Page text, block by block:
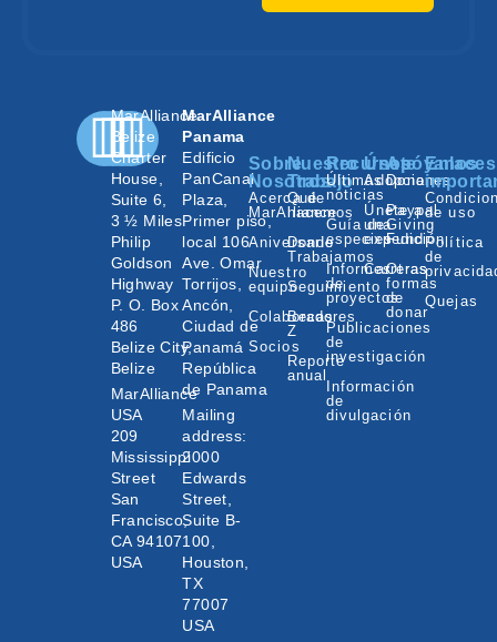
MarAlliance
Belize
Charter
House,
Suite 6,
3 ½ Miles
Philip
Goldson
Highway
P. O. Box
486
Belize City,
Belize
MarAlliance
USA
209
Mississippi
Street
San
Francisco,
CA 94107
USA
MarAlliance
Panama
Edificio
PanCanal
Plaza,
Primer piso,
local 106
Ave. Omar
Torrijos,
Ancón,
Ciudad de
Panamá
República
de Panama
Mailing
address:
2000
Edwards
Street,
Suite B-
100,
Houston,
TX
77007
USA
Sobre
Nosotros
Acerca de
MarAlliance
Aniversario
Nuestro
equipo
Colaboradores
Socios
Nuestro
Trabajo
Qué
hacemos
Donde
Trabajamos
Seguimiento
Becas
Z
Reporte
anual
Recursos
Últimas
noticias
Guía de
especies
Informes
de
proyectos
Publicaciones
de
investigación
Información
de
divulgación
Únete
Adopciones
Únete a
una
expedición
Carreras
Apóyanos
Donar
Paypal
Giving
Fund
Otras
formas
de
donar
Enlaces
de uso
Política
de
Quejas